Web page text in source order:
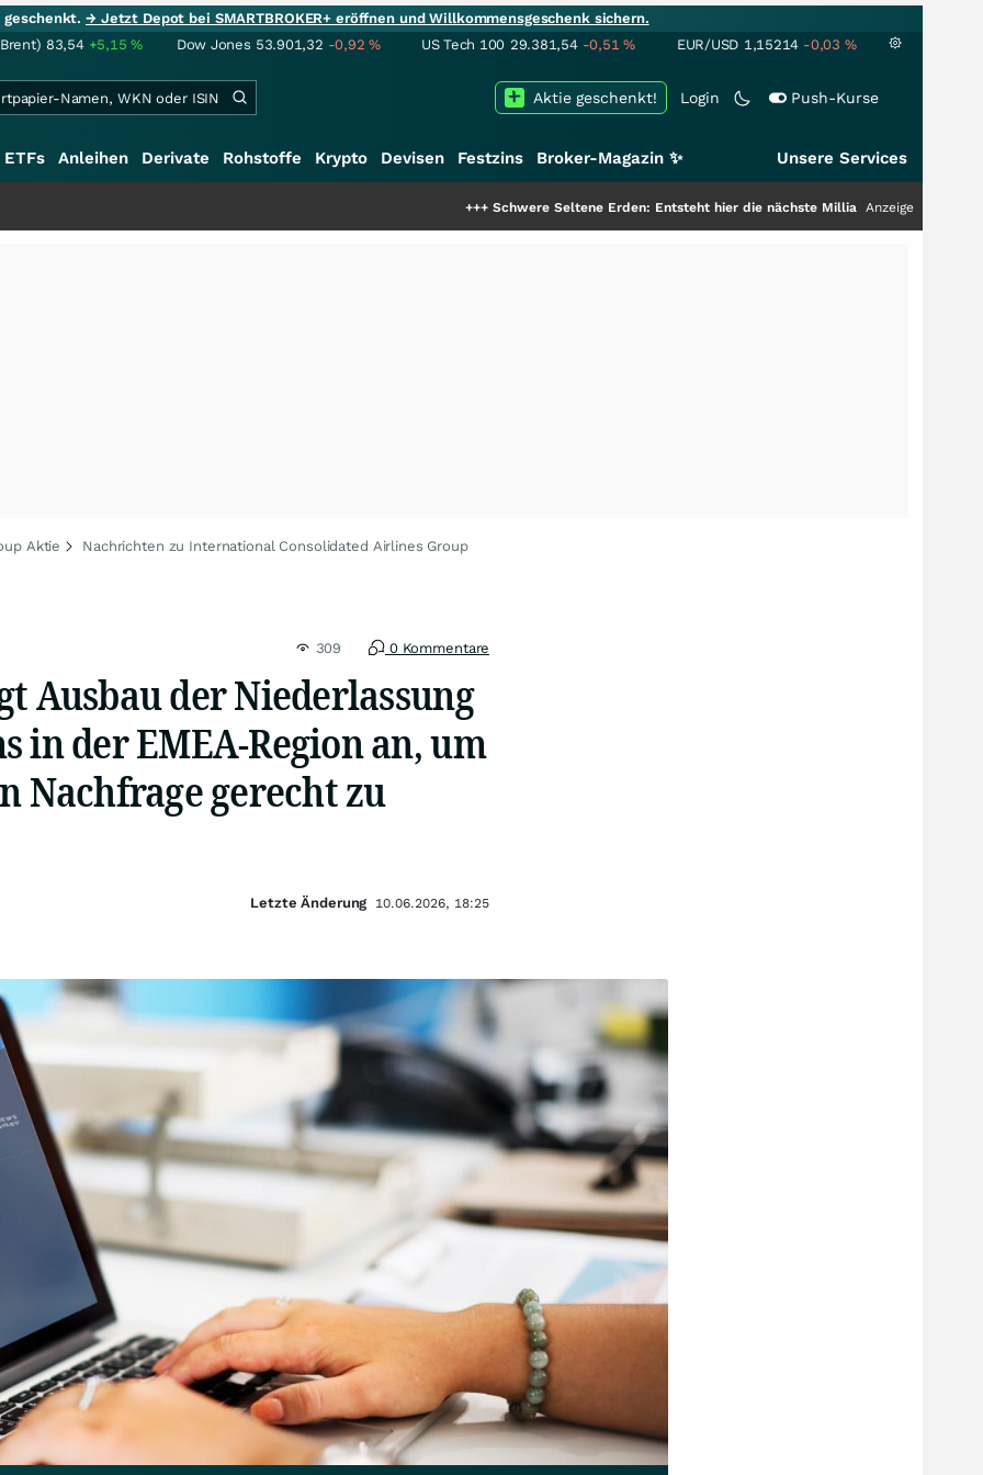
geschenkt.→ Jetzt Depot bei SMARTBROKER+ eröffnen und Willkommensgeschenk sichern.
83,54 +5,15% Dow Jones 53.901,32 -0,92% US Tech 100 29.381,54 -0,51% EUR/USD 1,15214 -0,03 %
Login Push-Kurse
Aktie geschenkt!
ETFs Anleihen Derivate Rohstoffe Krypto Devisen Festzins Broker-Magazin ✨ Unsere Services
Schwere Seltene Erden: Entsteht hier die nächste Milliardenstory?+++ Anzeige
Aktie Nachrichten zu International Consolidated Airlines Group
309 0 Kommentare
Ausbau der Niederlassung
in der EMEA-Region an, um
Nachfrage gerecht zu
Letzte Änderung 10.06.2026, 18:25